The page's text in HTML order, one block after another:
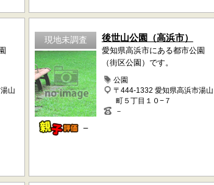
山
現地未調査
－
後世山公園（高浜市）
愛知県高浜市にある都市公園
（街区公園）です。
公園
〒444-1332 愛知県高浜市湯山
町５丁目１０−７
－